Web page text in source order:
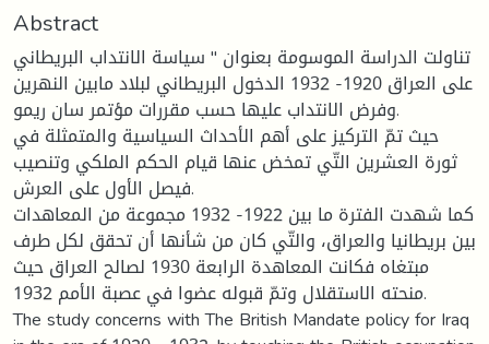
Abstract
تناولت الدراسة الموسومة بعنوان " سياسة الانتداب البريطاني
على العراق 1920- 1932 الدخول البريطاني لبلاد مابين النهرين
وفرض الانتداب عليها حسب مقررات مؤتمر سان ريمو.
حيث تمّ التركيز على أهم الأحداث السياسية والمتمثلة في
ثورة العشرين التّي تمخض عنها قيام الحكم الملكي وتنصيب
فيصل الأول على العرش.
كما شهدت الفترة ما بين 1922- 1932 مجموعة من المعاهدات
بين بريطانيا والعراق، والتّي كان من شأنها أن تحقق لكل طرف
مبتغاه فكانت المعاهدة الرابعة 1930 لصالح العراق حيث
منحته الاستقلال وتمّ قبوله عضوا في عصبة الأمم 1932.
The study concerns with The British Mandate policy for Iraq